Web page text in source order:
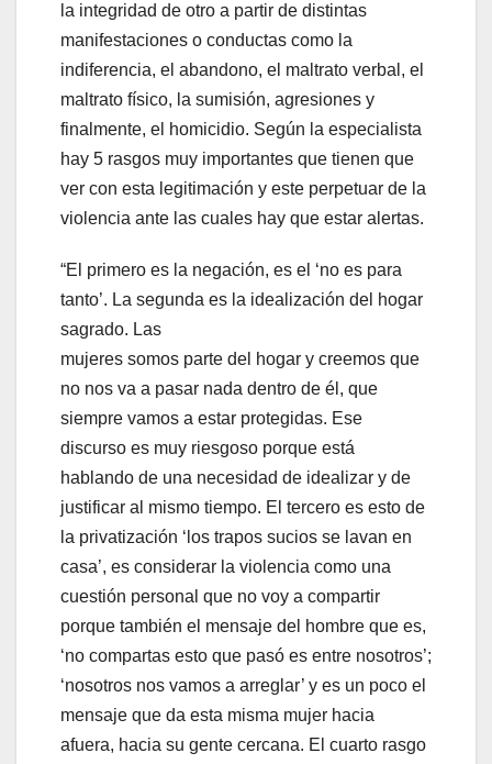
la integridad de otro a partir de distintas
manifestaciones o conductas como la
indiferencia, el abandono, el maltrato verbal, el
maltrato físico, la sumisión, agresiones y
finalmente, el homicidio. Según la especialista
hay 5 rasgos muy importantes que tienen que
ver con esta legitimación y este perpetuar de la
violencia ante las cuales hay que estar alertas.
“El primero es la negación, es el ‘no es para
tanto’. La segunda es la idealización del hogar
sagrado. Las
mujeres somos parte del hogar y creemos que
no nos va a pasar nada dentro de él, que
siempre vamos a estar protegidas. Ese
discurso es muy riesgoso porque está
hablando de una necesidad de idealizar y de
justificar al mismo tiempo. El tercero es esto de
la privatización ‘los trapos sucios se lavan en
casa’, es considerar la violencia como una
cuestión personal que no voy a compartir
porque también el mensaje del hombre que es,
‘no compartas esto que pasó es entre nosotros’;
‘nosotros nos vamos a arreglar’ y es un poco el
mensaje que da esta misma mujer hacia
afuera, hacia su gente cercana. El cuarto rasgo